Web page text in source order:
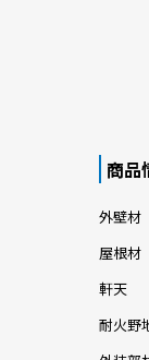
商品
外壁材
屋根材
軒天
耐火野